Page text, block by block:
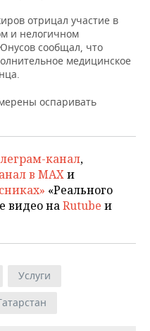
отрицал участие в
и нелогичном
сообщал, что
медицинское
оспаривать
канал,
в MAXи
«Реального
видео наRutube и
Услуги